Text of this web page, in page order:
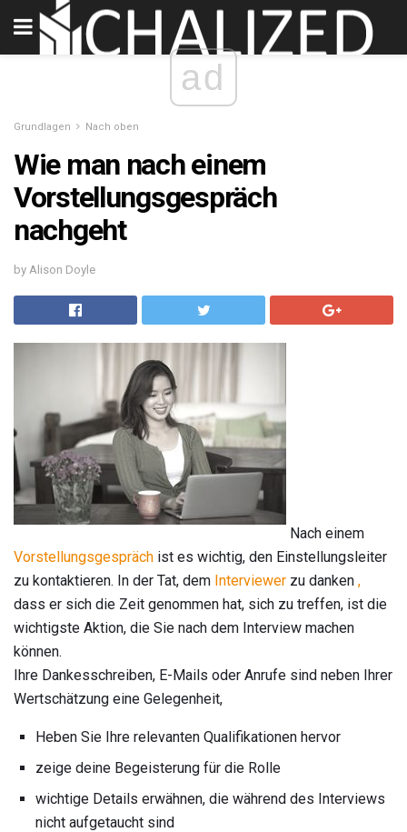
ad
Grundlagen Nach oben
Wie man nach einem
Vorstellungsgespräch
nachgeht
by Alison Doyle
Nach einem
Vorstellungsgespräch ist es wichtig, den Einstellungsleiter
zu kontaktieren. In der Tat, dem Interviewer zu danken ,
dass er sich die Zeit genommen hat, sich zu treffen, ist die
wichtigste Aktion, die Sie nach dem Interview machen
können.
Ihre Dankesschreiben, E-Mails oder Anrufe sind neben Ihrer
Wertschätzung eine Gelegenheit,
Heben Sie Ihre relevanten Qualifikationen hervor
zeige deine Begeisterung für die Rolle
wichtige Details erwähnen, die während des Interviews
nicht aufgetaucht sind